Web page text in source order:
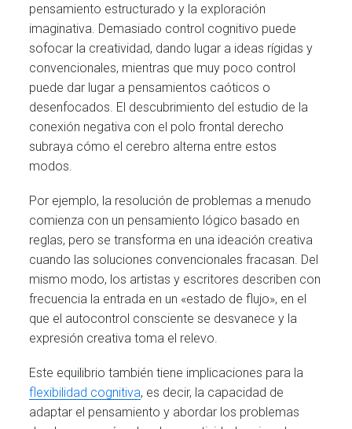
pensamiento estructurado y la exploración
imaginativa. Demasiado control cognitivo puede
sofocar la creatividad, dando lugar a ideas rígidas y
convencionales, mientras que muy poco control
puede dar lugar a pensamientos caóticos o
desenfocados. El descubrimiento del estudio de la
conexión negativa con el polo frontal derecho
subraya cómo el cerebro alterna entre estos
modos.
Por ejemplo, la resolución de problemas a menudo
comienza con un pensamiento lógico basado en
reglas, pero se transforma en una ideación creativa
cuando las soluciones convencionales fracasan. Del
mismo modo, los artistas y escritores describen con
frecuencia la entrada en un «estado de flujo», en el
que el autocontrol consciente se desvanece y la
expresión creativa toma el relevo.
Este equilibrio también tiene implicaciones para la
flexibilidad cognitiva, es decir, la capacidad de
adaptar el pensamiento y abordar los problemas